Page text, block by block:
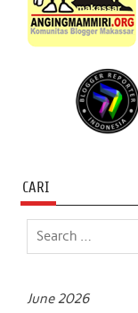
CARI
June 2026